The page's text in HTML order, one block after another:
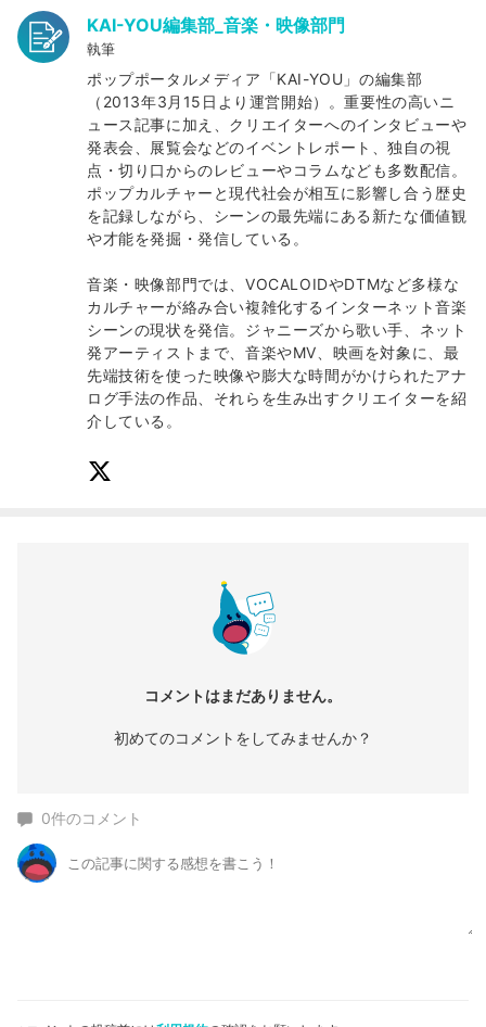
KAI-YOU編集部_音楽・映像部門
執筆
ポップポータルメディア「KAI-YOU」の編集部
（2013年3月15日より運営開始）。重要性の高いニ
ュース記事に加え、クリエイターへのインタビューや
発表会、展覧会などのイベントレポート、独自の視
点・切り口からのレビューやコラムなども多数配信。
ポップカルチャーと現代社会が相互に影響し合う歴史
を記録しながら、シーンの最先端にある新たな価値観
や才能を発掘・発信している。
音楽・映像部門では、VOCALOIDやDTMなど多様な
カルチャーが絡み合い複雑化するインターネット音楽
シーンの現状を発信。ジャニーズから歌い手、ネット
発アーティストまで、音楽やMV、映画を対象に、最
先端技術を使った映像や膨大な時間がかけられたアナ
ログ手法の作品、それらを生み出すクリエイターを紹
介している。
コメントはまだありません。
初めてのコメントをしてみませんか？
0件のコメント